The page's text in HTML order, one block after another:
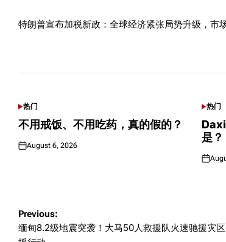
特朗普宣布加税新政：全球经济紧张局势升级，市
POSTED
IN
热门
不用戒饭、不用吃药，真的假的？
Posted
August 6, 2026
POSTED
IN
热门
是？
Posted
Post
navigation
Previous:
缅甸8.2级地震突袭！大马50人救援队火速驰援灾